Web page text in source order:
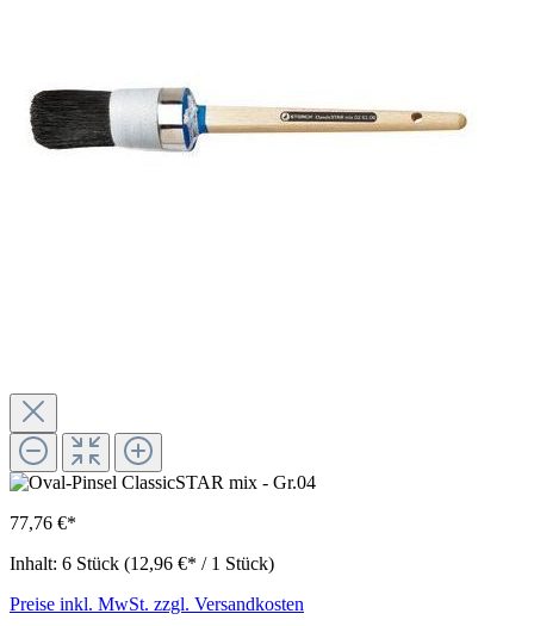
77,76 €*
Inhalt: 6 Stück (12,96 €* / 1 Stück)
Preise inkl. MwSt. zzgl. Versandkosten